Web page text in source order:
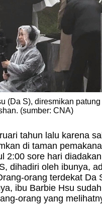
(Da S), diresmikan
(sumber: CNA)
tahun lalu karena
di taman
2:00 sore hari
dihadiri oleh ibunya,
orang terdekat Da
ibu Barbie Hsu
orang yang